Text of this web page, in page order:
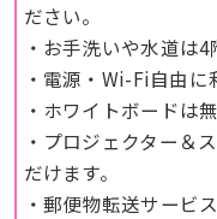
ださい。
・お手洗いや水道は4
・電源・Wi-Fi自由に
・ホワイトボードは
・プロジェクター＆
だけます。
・郵便物転送サービ